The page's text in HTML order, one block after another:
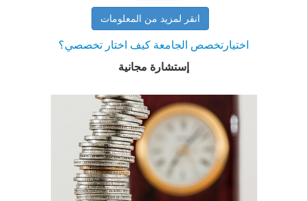
انقر لمزيد من المعلومات
اختيارتخصص الجامعة كيف اختار تخصصي؟
إستشارة مجانية